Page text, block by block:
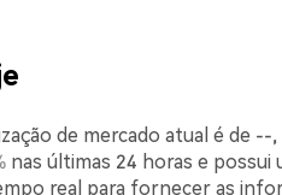
de mercado atual é de --
nas últimas 24 horas e
real para fornecer as